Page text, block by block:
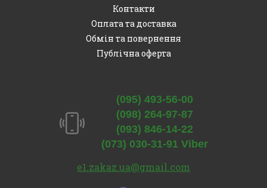
Контакти
Оплата та доставка
Обмін та повернення
Публічна оферта
(095) 493-56-00
(098) 264-97-87
(093) 846-14-22
(073) 030-31-91 Viber
e1.zakaz.ua@gmail.com